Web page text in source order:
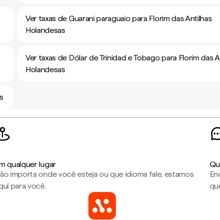
Ver taxas de Guarani paraguaio para Florim das Antilhas
Holandesas
Ver taxas de Dólar de Trinidad e Tobago para Florim das
Holandesas
qualquer lugar
importa onde você esteja ou que idioma fale, estamos
para você.